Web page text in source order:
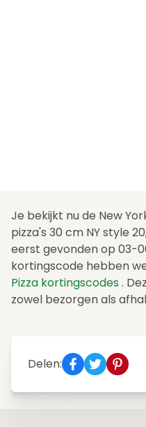
Je bekijkt nu de New
pizza's 30 cm NY style
eerst gevonden op 03-
kortingscode hebben
Pizza kortingscodes .
zowel bezorgen als
Delen: